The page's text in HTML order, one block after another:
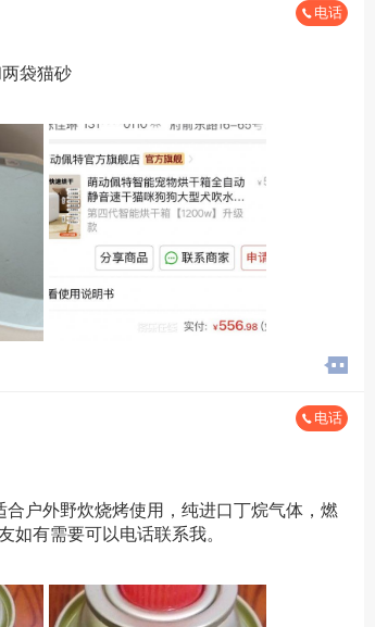
5000元+全勤+餐补
班长4000+全勤+餐䃼
电话
袋猫砂
电话
户外野炊烧烤使用，纯进口丁烷气体，燃
有需要可以电话联系我。